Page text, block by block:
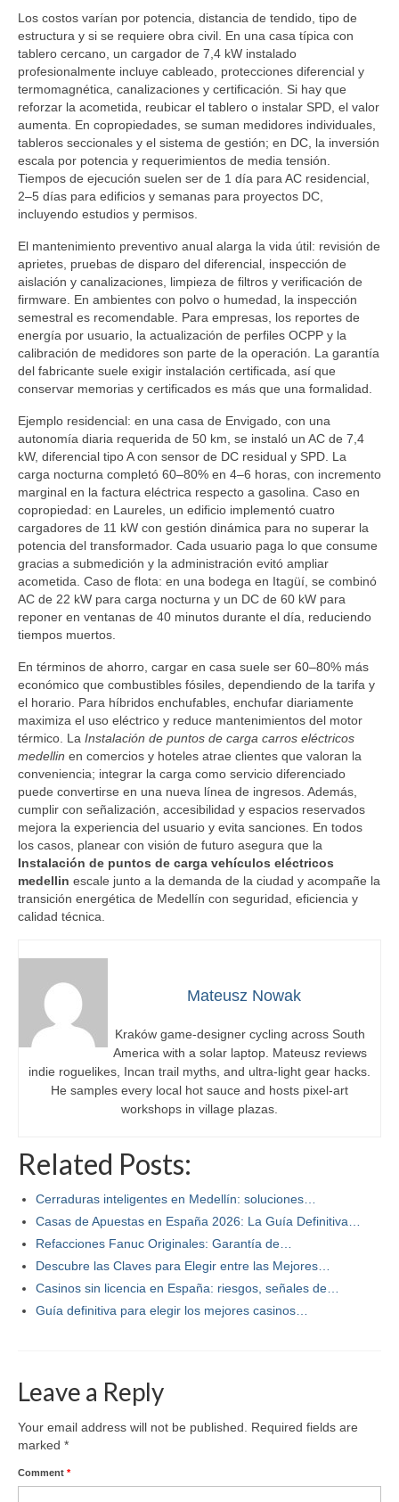
Los costos varían por potencia, distancia de tendido, tipo de
estructura y si se requiere obra civil. En una casa típica con
tablero cercano, un cargador de 7,4 kW instalado
profesionalmente incluye cableado, protecciones diferencial y
termomagnética, canalizaciones y certificación. Si hay que
reforzar la acometida, reubicar el tablero o instalar SPD, el valor
aumenta. En copropiedades, se suman medidores individuales,
tableros seccionales y el sistema de gestión; en DC, la inversión
escala por potencia y requerimientos de media tensión.
Tiempos de ejecución suelen ser de 1 día para AC residencial,
2–5 días para edificios y semanas para proyectos DC,
incluyendo estudios y permisos.
El mantenimiento preventivo anual alarga la vida útil: revisión de
aprietes, pruebas de disparo del diferencial, inspección de
aislación y canalizaciones, limpieza de filtros y verificación de
firmware. En ambientes con polvo o humedad, la inspección
semestral es recomendable. Para empresas, los reportes de
energía por usuario, la actualización de perfiles OCPP y la
calibración de medidores son parte de la operación. La garantía
del fabricante suele exigir instalación certificada, así que
conservar memorias y certificados es más que una formalidad.
Ejemplo residencial: en una casa de Envigado, con una
autonomía diaria requerida de 50 km, se instaló un AC de 7,4
kW, diferencial tipo A con sensor de DC residual y SPD. La
carga nocturna completó 60–80% en 4–6 horas, con incremento
marginal en la factura eléctrica respecto a gasolina. Caso en
copropiedad: en Laureles, un edificio implementó cuatro
cargadores de 11 kW con gestión dinámica para no superar la
potencia del transformador. Cada usuario paga lo que consume
gracias a submedición y la administración evitó ampliar
acometida. Caso de flota: en una bodega en Itagüí, se combinó
AC de 22 kW para carga nocturna y un DC de 60 kW para
reponer en ventanas de 40 minutos durante el día, reduciendo
tiempos muertos.
En términos de ahorro, cargar en casa suele ser 60–80% más
económico que combustibles fósiles, dependiendo de la tarifa y
el horario. Para híbridos enchufables, enchufar diariamente
maximiza el uso eléctrico y reduce mantenimientos del motor
térmico. La Instalación de puntos de carga carros eléctricos
medellin en comercios y hoteles atrae clientes que valoran la
conveniencia; integrar la carga como servicio diferenciado
puede convertirse en una nueva línea de ingresos. Además,
cumplir con señalización, accesibilidad y espacios reservados
mejora la experiencia del usuario y evita sanciones. En todos
los casos, planear con visión de futuro asegura que la
Instalación de puntos de carga vehículos eléctricos
medellin escale junto a la demanda de la ciudad y acompañe la
transición energética de Medellín con seguridad, eficiencia y
calidad técnica.
Mateusz Nowak
Kraków game-designer cycling across South
America with a solar laptop. Mateusz reviews
indie roguelikes, Incan trail myths, and ultra-light gear hacks.
He samples every local hot sauce and hosts pixel-art
workshops in village plazas.
Related Posts:
Cerraduras inteligentes en Medellín: soluciones…
Casas de Apuestas en España 2026: La Guía Definitiva…
Refacciones Fanuc Originales: Garantía de…
Descubre las Claves para Elegir entre las Mejores…
Casinos sin licencia en España: riesgos, señales de…
Guía definitiva para elegir los mejores casinos…
Leave a Reply
Your email address will not be published.
Required fields are
marked *
Comment *